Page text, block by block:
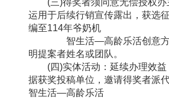
(三)得奖者须同意无偿授权办
运用于后续行销宣传露出，获选
编至114年爷奶机
智生活—高龄乐活创意方
明提案者姓名或团队。
(四)实体活动：延续办理效益
据获奖投稿单位，邀请得奖者派
智生活—高龄乐活